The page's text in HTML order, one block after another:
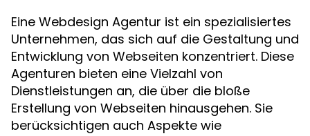
Eine Webdesign Agentur ist ein spezialisiertes
Unternehmen, das sich auf die Gestaltung und
Entwicklung von Webseiten konzentriert. Diese
Agenturen bieten eine Vielzahl von
Dienstleistungen an, die über die bloße
Erstellung von Webseiten hinausgehen. Sie
berücksichtigen auch Aspekte wie